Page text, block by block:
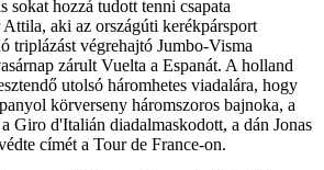
sokat hozzá tudott tenni csapata
aki az országúti kerékpársport
triplázást végrehajtó Jumbo-Visma
zárult Vuelta a Espanát. A holland
utolsó háromhetes viadalára, hogy
körverseny háromszoros bajnoka, a
Giro d'Italián diadalmaskodott, a dán Jonas
címét a Tour de France-on.